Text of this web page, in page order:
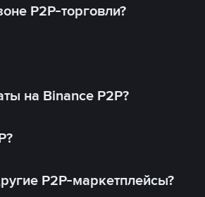
P2P-торговли?
на Binance P2P?
P2P-маркетплейсы?